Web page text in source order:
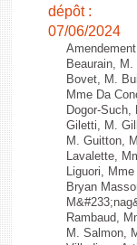
dépôt :
07/06/2024
Beaurain,
Bovet, M.
Mme Da
Dogor-
Giletti, M.
M. Guitton,
Lavalette,
Liguori,
Bryan
Rambaud,
M. Salmon,